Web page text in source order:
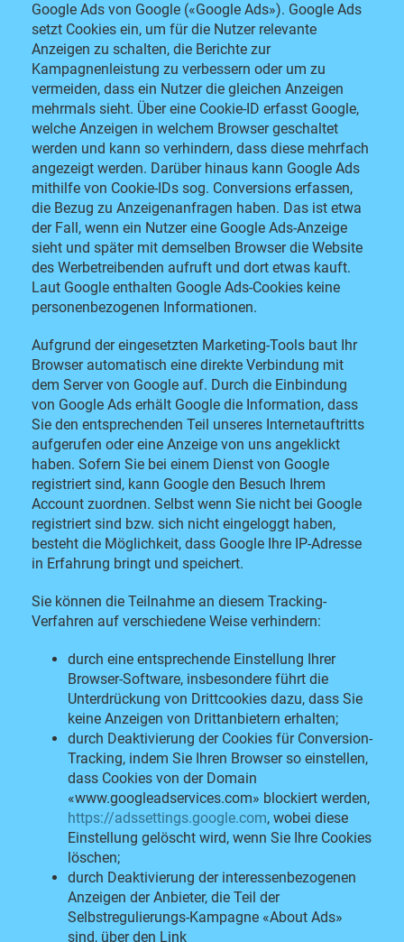
Google Ads von Google («Google Ads»). Google Ads
setzt Cookies ein, um für die Nutzer relevante
Anzeigen zu schalten, die Berichte zur
Kampagnenleistung zu verbessern oder um zu
vermeiden, dass ein Nutzer die gleichen Anzeigen
mehrmals sieht. Über eine Cookie-ID erfasst Google,
welche Anzeigen in welchem Browser geschaltet
werden und kann so verhindern, dass diese mehrfach
angezeigt werden. Darüber hinaus kann Google Ads
mithilfe von Cookie-IDs sog. Conversions erfassen,
die Bezug zu Anzeigenanfragen haben. Das ist etwa
der Fall, wenn ein Nutzer eine Google Ads-Anzeige
sieht und später mit demselben Browser die Website
des Werbetreibenden aufruft und dort etwas kauft.
Laut Google enthalten Google Ads-Cookies keine
personenbezogenen Informationen.
Aufgrund der eingesetzten Marketing-Tools baut Ihr
Browser automatisch eine direkte Verbindung mit
dem Server von Google auf. Durch die Einbindung
von Google Ads erhält Google die Information, dass
Sie den entsprechenden Teil unseres Internetauftritts
aufgerufen oder eine Anzeige von uns angeklickt
haben. Sofern Sie bei einem Dienst von Google
registriert sind, kann Google den Besuch Ihrem
Account zuordnen. Selbst wenn Sie nicht bei Google
registriert sind bzw. sich nicht eingeloggt haben,
besteht die Möglichkeit, dass Google Ihre IP-Adresse
in Erfahrung bringt und speichert.
Sie können die Teilnahme an diesem Tracking-
Verfahren auf verschiedene Weise verhindern:
durch eine entsprechende Einstellung Ihrer
Browser-Software, insbesondere führt die
Unterdrückung von Drittcookies dazu, dass Sie
keine Anzeigen von Drittanbietern erhalten;
durch Deaktivierung der Cookies für Conversion-
Tracking, indem Sie Ihren Browser so einstellen,
dass Cookies von der Domain
«www.googleadservices.com» blockiert werden,
https://adssettings.google.com, wobei diese
Einstellung gelöscht wird, wenn Sie Ihre Cookies
löschen;
durch Deaktivierung der interessenbezogenen
Anzeigen der Anbieter, die Teil der
Selbstregulierungs-Kampagne «About Ads»
sind, über den Link